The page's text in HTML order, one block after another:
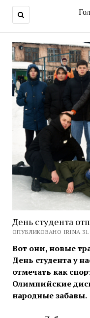
День студента
ОПУБЛИКОВАНО IRINA
Вот они, новые
День студента у
отмечать как
Олимпийские
народные забавы.